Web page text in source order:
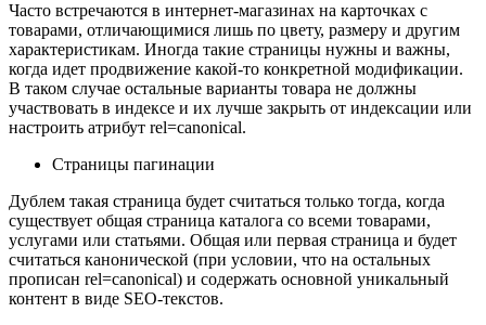
Часто встречаются в интернет-магазинах на карточках с
товарами, отличающимися лишь по цвету, размеру и другим
характеристикам. Иногда такие страницы нужны и важны,
когда идет продвижение какой-то конкретной модификации.
В таком случае остальные варианты товара не должны
участвовать в индексе и их лучше закрыть от индексации или
настроить атрибут rel=canonical.
Страницы пагинации
Дублем такая страница будет считаться только тогда, когда
существует общая страница каталога со всеми товарами,
услугами или статьями. Общая или первая страница и будет
считаться канонической (при условии, что на остальных
прописан rel=canonical) и содержать основной уникальный
контент в виде SEO-текстов.